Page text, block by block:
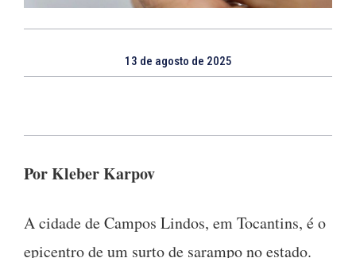
13 de agosto de 2025
Por Kleber Karpov
A cidade de Campos Lindos, em Tocantins, é o
epicentro de um surto de sarampo no estado.